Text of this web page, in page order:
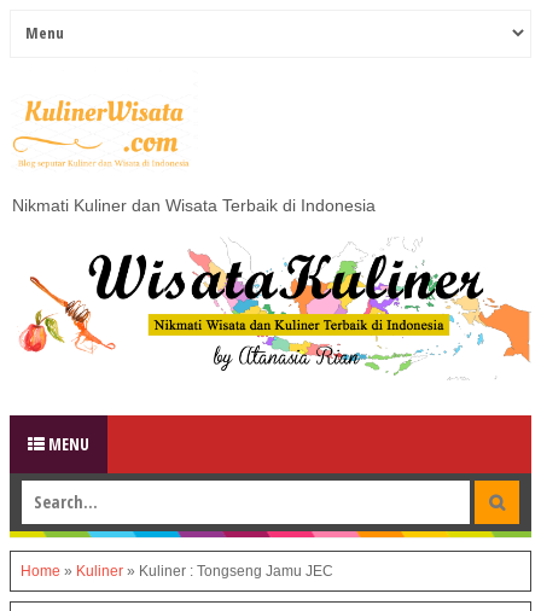
Nikmati Kuliner dan Wisata Terbaik di Indonesia
MENU
Home » Kuliner » Kuliner : Tongseng Jamu JEC